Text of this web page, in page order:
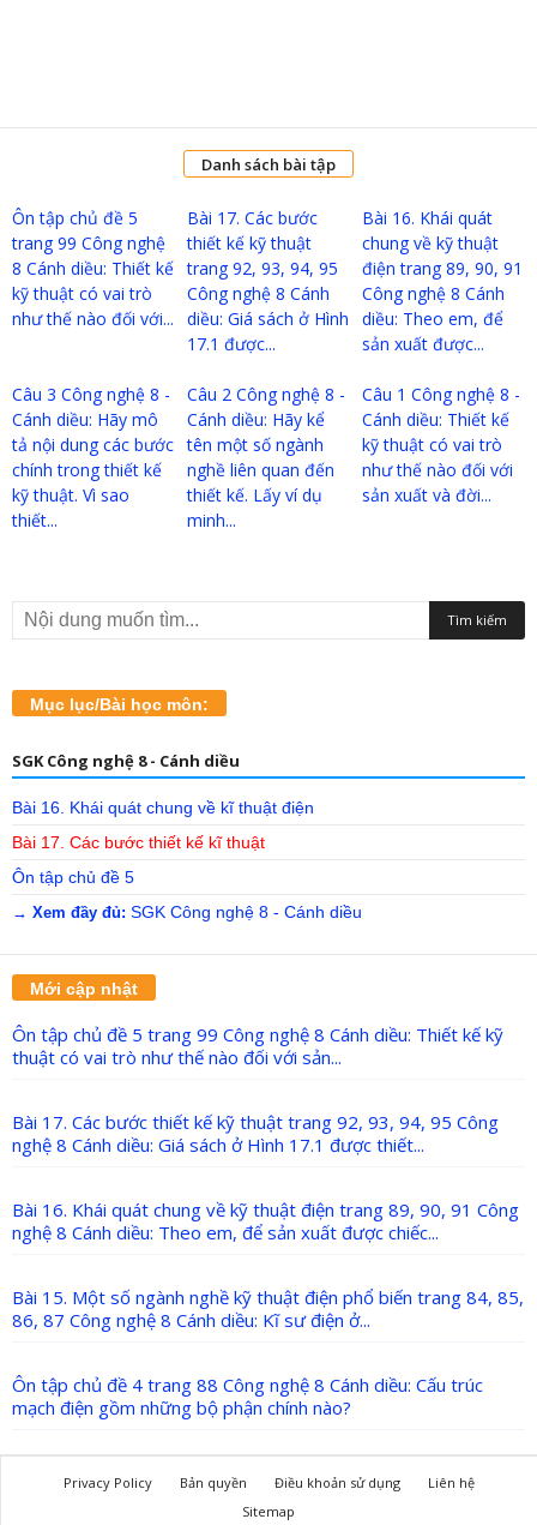
Danh sách bài tập
Ôn tập chủ đề 5
trang 99 Công nghệ
8 Cánh diều: Thiết kế
kỹ thuật có vai trò
như thế nào đối với...
Bài 17. Các bước
thiết kế kỹ thuật
trang 92, 93, 94, 95
Công nghệ 8 Cánh
diều: Giá sách ở Hình
17.1 được...
Bài 16. Khái quát
chung về kỹ thuật
điện trang 89, 90, 91
Công nghệ 8 Cánh
diều: Theo em, để
sản xuất được...
Câu 3 Công nghệ 8 -
Cánh diều: Hãy mô
tả nội dung các bước
chính trong thiết kế
kỹ thuật. Vì sao
thiết...
Câu 2 Công nghệ 8 -
Cánh diều: Hãy kể
tên một số ngành
nghề liên quan đến
thiết kế. Lấy ví dụ
minh...
Câu 1 Công nghệ 8 -
Cánh diều: Thiết kế
kỹ thuật có vai trò
như thế nào đối với
sản xuất và đời...
Mục lục/Bài học môn:
SGK Công nghệ 8 - Cánh diều
Bài 16. Khái quát chung về kĩ thuật điện
Bài 17. Các bước thiết kế kĩ thuật
Ôn tập chủ đề 5
→ Xem đầy đủ: SGK Công nghệ 8 - Cánh diều
Mới cập nhật
Ôn tập chủ đề 5 trang 99 Công nghệ 8 Cánh diều: Thiết kế kỹ
thuật có vai trò như thế nào đối với sản...
Bài 17. Các bước thiết kế kỹ thuật trang 92, 93, 94, 95 Công
nghệ 8 Cánh diều: Giá sách ở Hình 17.1 được thiết...
Bài 16. Khái quát chung về kỹ thuật điện trang 89, 90, 91 Công
nghệ 8 Cánh diều: Theo em, để sản xuất được chiếc...
Bài 15. Một số ngành nghề kỹ thuật điện phổ biến trang 84, 85,
86, 87 Công nghệ 8 Cánh diều: Kĩ sư điện ở...
Ôn tập chủ đề 4 trang 88 Công nghệ 8 Cánh diều: Cấu trúc
mạch điện gồm những bộ phận chính nào?
Privacy Policy Bản quyền Điều khoản sử dụng
Liên hệ
Sitemap